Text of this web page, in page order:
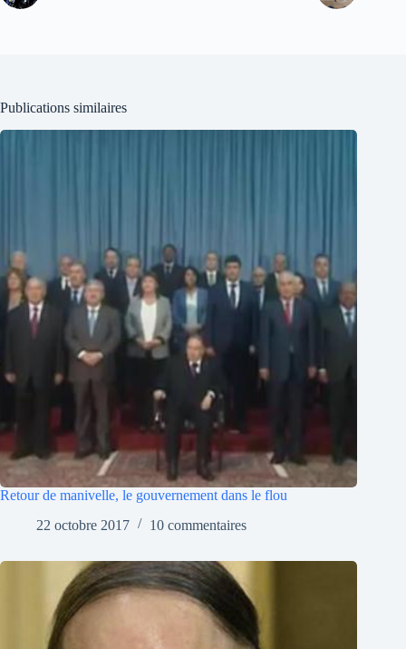
Publications similaires
Retour de manivelle, le gouvernement dans le flou
22 octobre 2017
10 commentaires